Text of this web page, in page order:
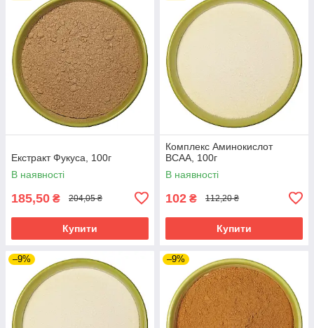
Екстракт Фукуса, 100г
В наявності
185,50 ₴ 204,05 ₴
Купити
Комплекс Аминокислот
ВСАА, 100г
В наявності
102 ₴ 112,20 ₴
Купити
–9% –9%